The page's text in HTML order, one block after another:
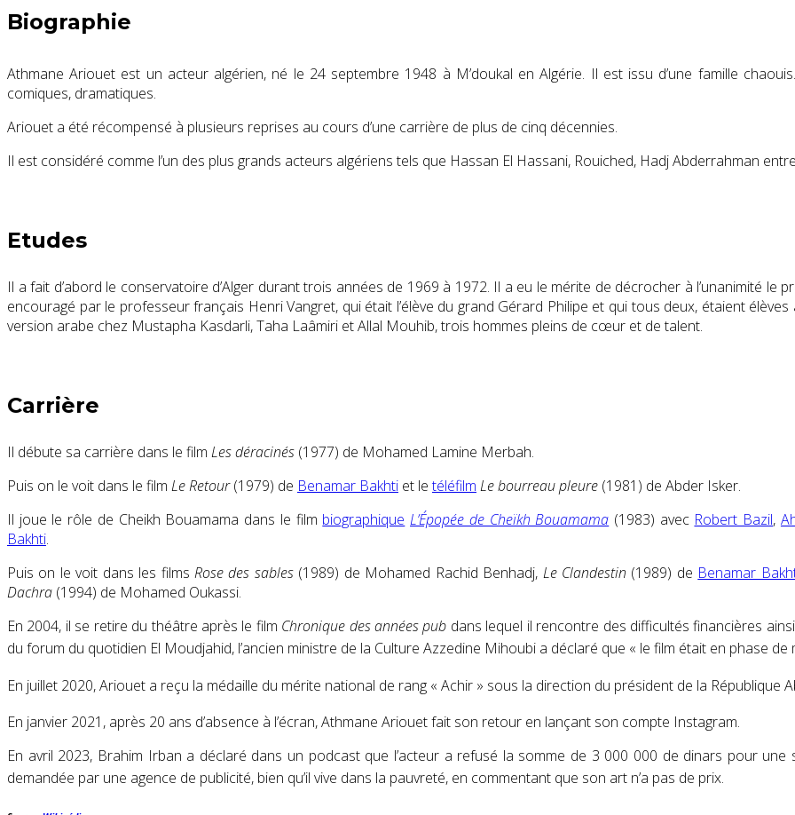
Biographie
Athmane Ariouet est un acteur algérien, né le 24 septembre 1948 à M’doukal en Algérie. Il est issu d’une famille
comiques, dramatiques.
Ariouet a été récompensé à plusieurs reprises au cours d’une carrière de plus de cinq décennies.
Il est considéré comme l’un des plus grands acteurs algériens tels que Hassan El Hassani, Rouiched, Hadj Abderrahman
Etudes
Il a fait d’abord le conservatoire d’Alger durant trois années de 1969 à 1972. Il a eu le mérite de décrocher à l’unanimité
encouragé par le professeur français Henri Vangret, qui était l’élève du grand Gérard Philipe et qui tous deux, étaient
version arabe chez Mustapha Kasdarli, Taha Laâmiri et Allal Mouhib, trois hommes pleins de cœur et de talent.
Carrière
Il débute sa carrière dans le film Les déracinés (1977) de Mohamed Lamine Merbah.
Puis on le voit dans le film Le Retour(1979) de Benamar Bakhti et letéléfilm Le bourreau pleure (1981) de Abder Isker.
Il joue le rôle de Cheikh Bouamama dans le film biographique L’Épopée de Cheïkh Bouamama (1983) avec Robert Bazil,
Bakhti.
Puis on le voit dans les filmsRose des sables(1989) de Mohamed Rachid Benhadj, Le Clandestin (1989) de Benamar
Dachra (1994) de Mohamed Oukassi.
En 2004, il se retire du théâtre après le film Chronique des années pub dans lequel il rencontre des difficultés financières
du forum du quotidien El Moudjahid, l’ancien ministre de la Culture Azzedine Mihoubi a déclaré que « le film était en phase
En juillet 2020, Ariouet a reçu la médaille du mérite national de rang « Achir » sous la direction du président de la République
En janvier 2021, après 20 ans d’absence à l’écran, Athmane Ariouet fait son retour en lançant son compte Instagram.
En avril 2023, Brahim Irban a déclaré dans un podcast que l’acteur a refusé la somme de 3 000 000 de dinars pour
demandée par une agence de publicité, bien qu’il vive dans la pauvreté, en commentant que son art n’a pas de prix.